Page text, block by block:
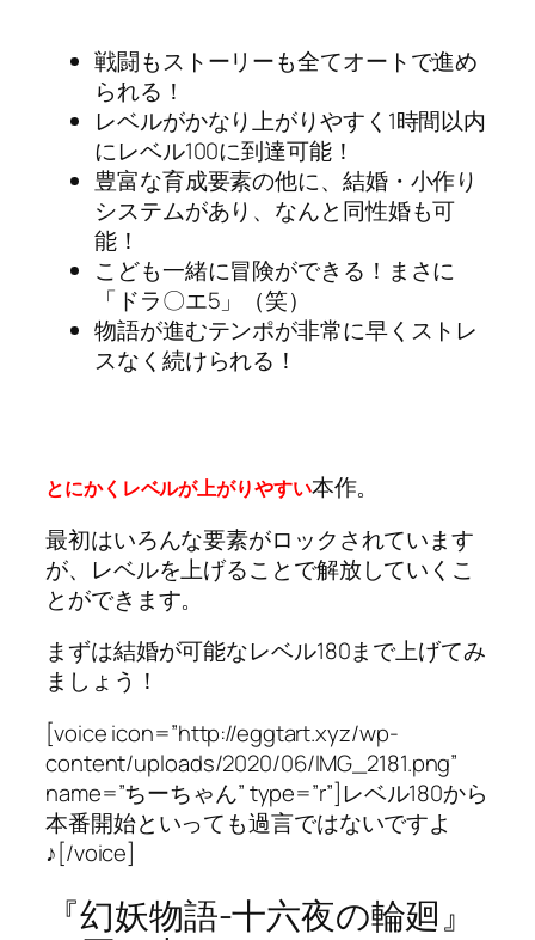
戦闘もストーリーも全てオートで進め
られる！
レベルがかなり上がりやすく1時間以内
にレベル100に到達可能！
豊富な育成要素の他に、結婚・小作り
システムがあり、なんと同性婚も可
能！
こども一緒に冒険ができる！まさに
「ドラ〇エ5」（笑）
物語が進むテンポが非常に早くストレ
スなく続けられる！
とにかくレベルが上がりやすい本作。
最初はいろんな要素がロックされています
が、レベルを上げることで解放していくこ
とができます。
まずは結婚が可能なレベル180まで上げてみ
ましょう！
[voice icon=”http://eggtart.xyz/wp-
content/uploads/2020/06/IMG_2181.png”
name=”ちーちゃん” type=”r”]レベル180から
本番開始といっても過言ではないですよ
♪[/voice]
『幻妖物語-十六夜の輪廻』